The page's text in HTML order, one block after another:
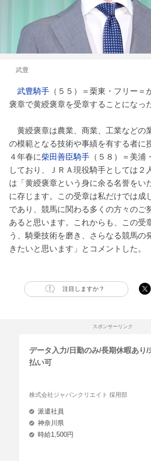
武豊
武豊騎手 （５５）＝栗東・フリー＝
褒章で黄綬褒章を受章することになっ
黄綬褒章は農業、商業、工業などの
の模範となる技術や事績を有する者に
４年春に柴田善臣騎手 （５８）＝美
しており、ＪＲＡ現役騎手としては２
は「黄綬褒章という身に余る名誉をい
に存じます。この受章は私だけでは成
であり、競馬に関わる多くの方々のご
あると思います。これからも、この受
う、騎乗技術を磨き、さらなる競馬の
きたいと思います」とコメントした。
注目しますか？
スポンサーリンク
データ入力/日勤のみ/長期休暇あり/
払い可
株式会社ジャパンクリエイト 採用部
派遣社員
神奈川県
時給1,500円